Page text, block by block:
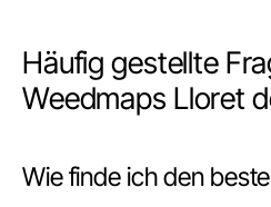
Häufig gestellte
Weedmaps Lloret
Wie finde ich den